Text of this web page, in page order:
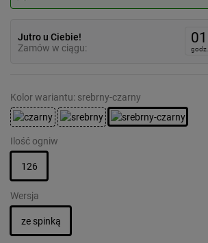
Jutro u Ciebie!
Zamów w ciągu:
01
Kolor wariantu: srebrny-czarny
Ilość ogniw
126
Wersja
ze spinką